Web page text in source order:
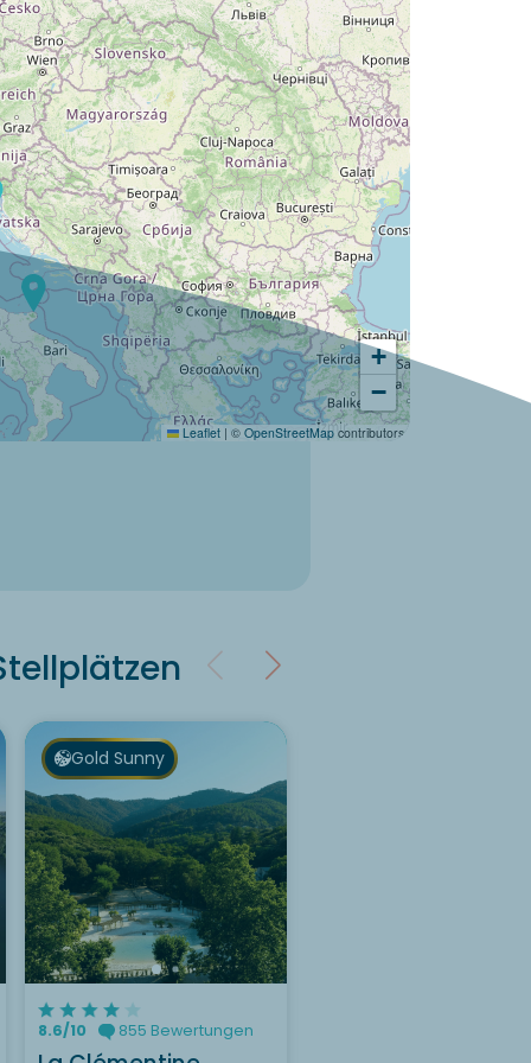
+
−
Leaflet | © OpenStreetMap contributors
Lust auf die :
Camping Erreka ?
Entdecken Sie
Camping L'Argentière
Gold Sunny
8.6/10 855 Bewertungen